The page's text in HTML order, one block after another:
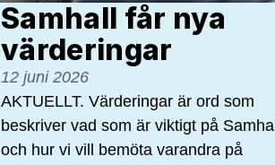
Samhall får nya
värdering­ar
12 juni 2026
AKTUELLT. Värderingar är ord som
beskriver vad som är viktigt på Samhall
och hur vi vill bemöta varandra på